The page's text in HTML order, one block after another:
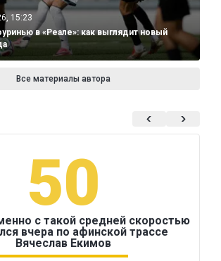
15:23
в «Реале»: как выглядит новый
Все материалы автора
50
с такой средней скоростью
вчера по афинской трассе
Вячеслав Екимов